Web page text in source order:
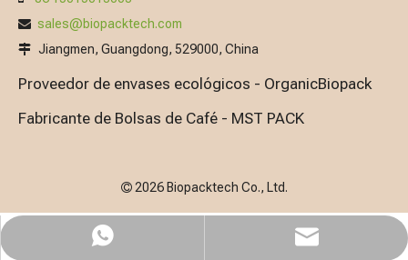
 sales@biopacktech.com
 Jiangmen, Guangdong, 529000, China
Proveedor de envases ecológicos - OrganicBiopack
Fabricante de Bolsas de Café - MST PACK
2026 Biopacktech Co., Ltd.